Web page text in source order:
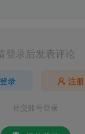
登录后发表评论
登录 注册
社交账号登录